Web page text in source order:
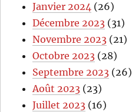
Janvier 2024 (26)
Décembre 2023 (31)
Novembre 2023 (21)
Octobre 2023 (28)
Septembre 2023 (26)
Août 2023 (23)
Juillet 2023 (16)